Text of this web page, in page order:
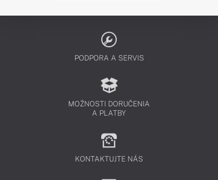
PODPORA A SERVIS
MOŽNOSTI DORUČENIA
A PLATBY
KONTAKTUJTE NÁS